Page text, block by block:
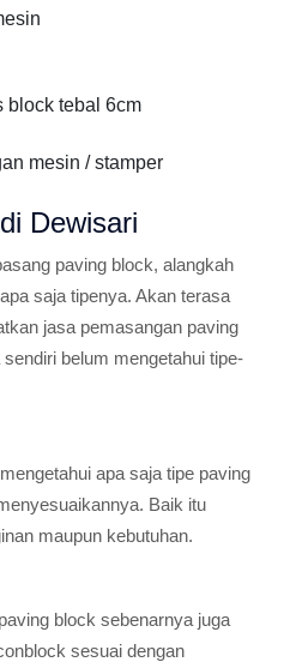
block tebal 6cm
mesin / stamper
Dewisari
paving block, alangkah
saja tipenya. Akan terasa
jasa pemasangan paving
belum mengetahui tipe-
apa saja tipe paving
Baik itu
maupun kebutuhan.
block sebenarnya juga
sesuai dengan